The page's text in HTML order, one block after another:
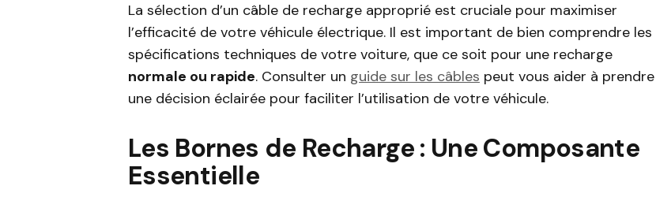
La sélection d’un câble de recharge approprié est cruciale pour maximiser
l’efficacité de votre véhicule électrique. Il est important de bien comprendre les
spécifications techniques de votre voiture, que ce soit pour une recharge
normale ou rapide. Consulter un guide sur les câbles peut vous aider à prendre
une décision éclairée pour faciliter l’utilisation de votre véhicule.
Les Bornes de Recharge : Une Composante
Essentielle